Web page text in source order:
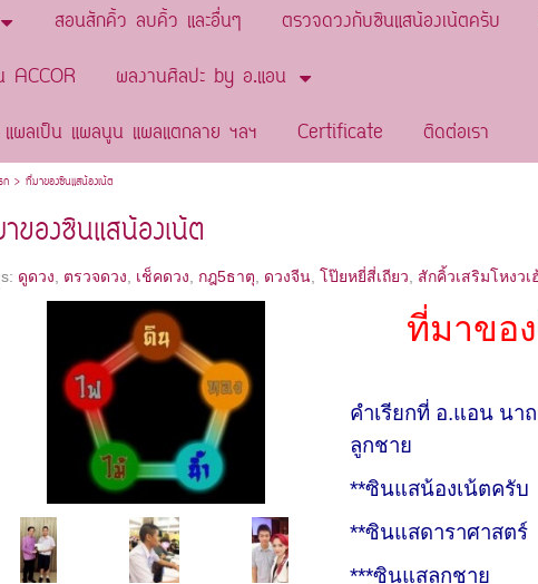
สอนสักคิ้ว ลบคิ้ว และอื่นๆ ตรวจดวงกับซินแสน้องเน้ตครับ
ACCOR
ผลงานศิลปะ by อ.แอน
ผลเป็น แผลนูน แผลแตกลาย ฯลฯ
Certificate ติดต่อเรา
ก> ที่มาของซินแสน้องเน้ต
ของซินแสน้องเน้ต
ดูดวง ตรวจดวง เช็คดวง กฎ5ธาตุ ดวงจีน ,โป๊ยหยี่สี่เถียว สักคิ้วเสริมโหงวเ
ที่มาขอ
คำเรียกที่ อ.แอน นา
ลูกชาย
**ซินแสน้องเน้ตครับ
**ซินแสดาราศาสตร์
***ซินแสลูกชาย